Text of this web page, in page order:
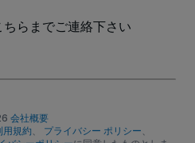
らまでご連絡下さい
会社概要
用規約 、 プライバシー ポリシー 、